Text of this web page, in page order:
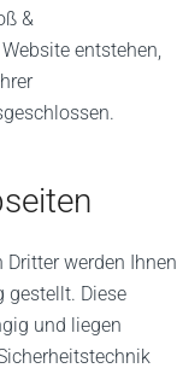
&
entstehen,
Dritter werden Ihnen
gestellt. Diese
und liegen